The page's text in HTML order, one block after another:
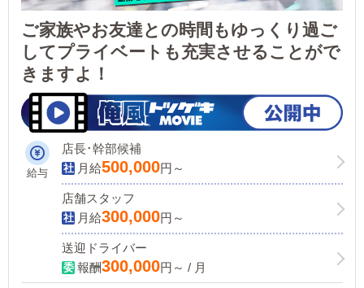
ご家族やお友達との時間もゆっくり過ご
してプライベートも充実させることがで
きますよ！
給与
店長･幹部候補
月給500,000円～
店舗スタッフ
月給300,000円～
送迎ドライバー
報酬300,000円～ / 月